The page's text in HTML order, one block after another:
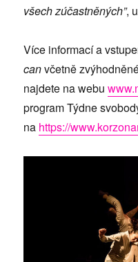
všech zúčastněných”,
Více informací a
canvčetně
najdete na webu
program Týdne
na https://